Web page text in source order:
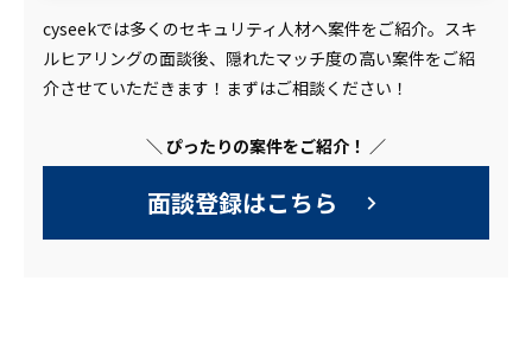
cyseekでは多くのセキュリティ人材へ案件をご紹介。スキ
ルヒアリングの面談後、隠れたマッチ度の高い案件をご紹
介させていただきます！まずはご相談ください！
＼ ぴったりの案件をご紹介！ ／
面談登録はこちら